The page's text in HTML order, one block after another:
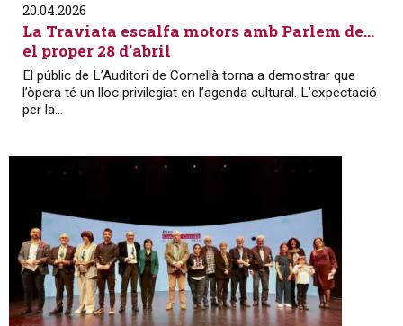
20.04.2026
La Traviata escalfa motors amb Parlem de…
el proper 28 d’abril
El públic de L’Auditori de Cornellà torna a demostrar que
l’òpera té un lloc privilegiat en l’agenda cultural. L’expectació
per la...